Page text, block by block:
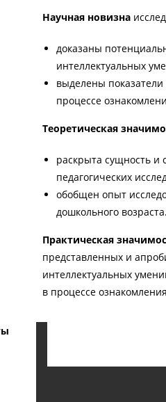
Научная новизна
доказаны
интеллектуальных
выделены
процессе
Теоретическая
раскрыта сущность и
педагогических
обобщен опыт
дошкольного возраста.
Практическая
представленных и
интеллектуальных
в процессе